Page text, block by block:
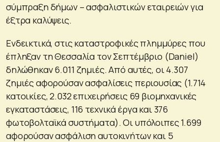
σύμπραξη δήμων – ασφαλιστικών εταιρειών για
έξτρα καλύψεις.
Ενδεικτικά, στις καταστροφικές πλημμύρες που
έπληξαν τη Θεσσαλία τον Σεπτέμβριο (Daniel)
δηλώθηκαν 6.011 ζημιές. Από αυτές, οι 4.307
ζημιές αφορούσαν ασφαλίσεις περιουσίας (1.714
κατοικίες, 2.032 επιχειρήσεις 69 βιομηχανικές
εγκαταστάσεις, 116 τεχνικά έργα και 376
φωτοβολταϊκά συστήματα). Οι υπόλοιπες 1.699
αφορούσαν ασφάλιση αυτοκινήτων και 5